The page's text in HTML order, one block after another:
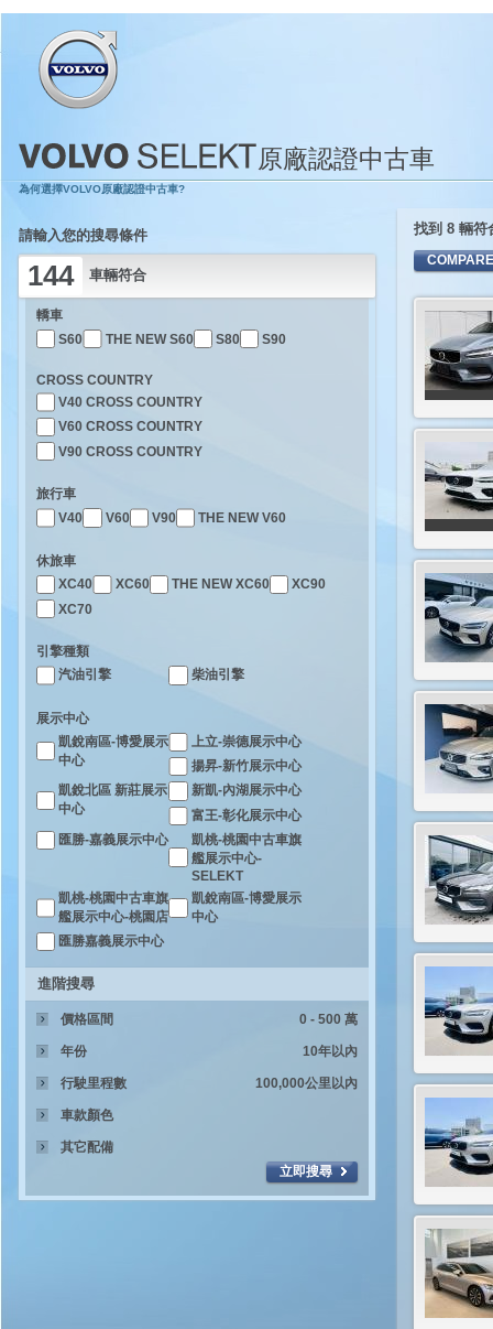
原廠認證中古車
為何選擇VOLVO原廠認證中古車?
請輸入您的搜尋條件
144 車輛符合
轎車
S60
THE NEW S60 S80 S90
CROSS COUNTRY
V40 CROSS COUNTRY
V60 CROSS COUNTRY
V90 CROSS COUNTRY
旅行車
V40
V60 V90 THE NEW V60
休旅車
XC40
XC60 THE NEW XC60
XC90
XC70
引擎種類
汽油引擎
柴油引擎
展示中心
凱銳南區-博愛展示
中心
上立-崇德展示中心
揚昇-新竹展示中心
凱銳北區 新莊展示
中心
新凱-內湖展示中心
富王-彰化展示中心
匯勝-嘉義展示中心
凱桃-桃園中古車旗
艦展示中心-
SELEKT
凱桃-桃園中古車旗
艦展示中心-桃園店
凱銳南區-博愛展示
中心
匯勝嘉義展示中心
進階搜尋
價格區間
年份
行駛里程數
車款顏色
其它配備
找到 8 輛符